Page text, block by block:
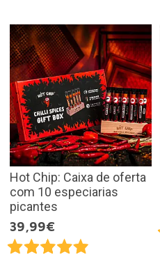
Hot Chip: Caixa de oferta
com 10 especiarias
picantes
39,99€